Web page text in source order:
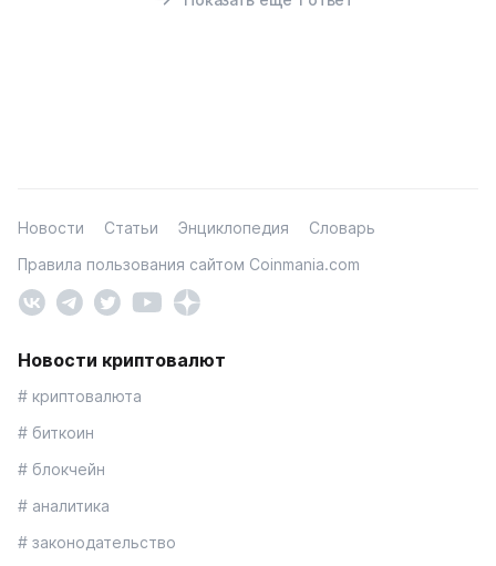
Новости Статьи Энциклопедия
Словарь
Правила пользования сайтом Coinmania.com
Новости криптовалют
# криптовалюта
# биткоин
# блокчейн
# аналитика
# законодательство